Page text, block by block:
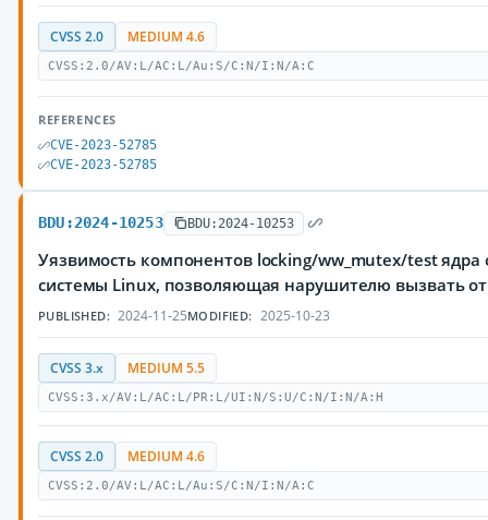
CVSS 2.0 MEDIUM 4.6
CVSS:2.0/AV:L/AC:L/Au:S/C:N/I:N/A:C
REFERENCES
CVE-2023-52785
CVE-2023-52785
BDU:2024-10253 BDU:2024-10253
Уязвимость компонентов locking/ww_mutex/test
системы Linux, позволяющая нарушителю вызвать
PUBLISHED: 2024-11-25MODIFIED: 2025-10-23
CVSS 3.x MEDIUM 5.5
CVSS:3.x/AV:L/AC:L/PR:L/UI:N/S:U/C:N/I:N/A:H
CVSS 2.0 MEDIUM 4.6
CVSS:2.0/AV:L/AC:L/Au:S/C:N/I:N/A:C